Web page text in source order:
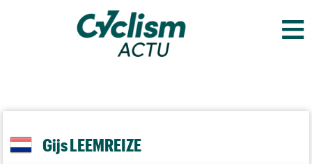
≡
Gijs LEEMREIZE